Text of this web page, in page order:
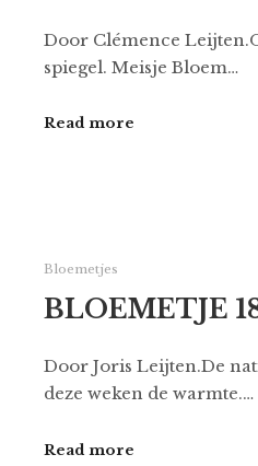
Door Clémence
spiegel. Meisje Bloem…
Read more
Bloemetjes
BLOEMETJE
Door Joris Leijten.De
deze weken de warmte.…
Read more